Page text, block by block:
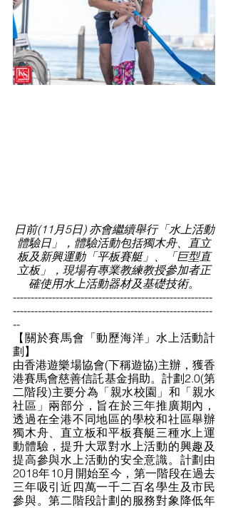
⽇前(11⽉5⽇) 亦會繼續舉行「水上活動
體驗日」，體驗活動包括獨木舟、直⽴
板及新興運動「平板賽艇」、「巨型直
⽴板」，現場有專業教練教授參加者正
確使用水上活動器材及基礎技術。
--------------------------------------------------------
--------------------------------------------------------
--
【關於賽馬會「動歷海洋」水上活動計
劃】
由香港遊樂場協會(下稱遊協)主辦，獲香
港賽馬會慈善信託基金捐助。計劃2.0(第
二階段)主要分為「親水校園」和「親水
社區」兩部分，旨在於三年推廣期內，
透過在全港不同地區的學校和社區舉辦
獨木舟、直立板和平板賽艇三種水上運
動體驗，提升大眾對水上活動的興趣及
提高參與水上活動的安全意識。計劃由
2018年10月開始至今，第一階段在過去
三年吸引近四萬一千二百名學生及市民
參與。第二階段計劃的服務對象降低年